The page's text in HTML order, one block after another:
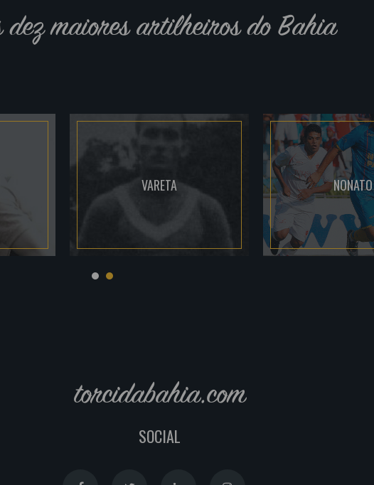
dez maiores artilheiros do Bahia
VARETA NONATO
torcidabahia.com
SOCIAL